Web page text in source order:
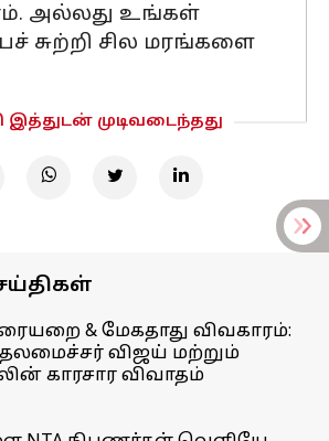
அல்லது உங்கள்
சுற்றி சில மரங்களை
இத்துடன் முடிவடைந்தது
& மேகதாது விவகாரம்:
விஜய் மற்றும்
காரசார விவாதம்